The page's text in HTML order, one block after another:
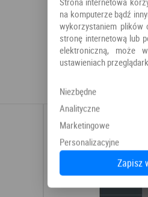
na komputerze bądź
wykorzystaniem
stronę internetową lub
elektroniczną, może
ustawieniach
Niezbędne
Analityczne
Marketingowe
Personalizacyjne
Zapisz